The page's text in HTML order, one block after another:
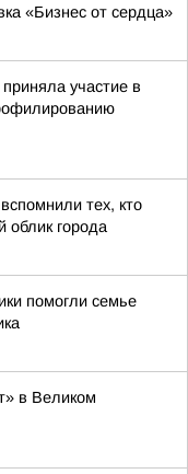
«Бизнес от сердца»
участие в
тех, кто
облик города
помогли семье
в Великом